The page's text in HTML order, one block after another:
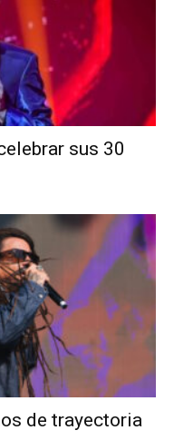
sus 30
de trayectoria